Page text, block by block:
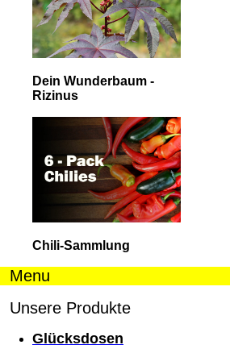
Dein Wunderbaum -
Rizinus
Chili-Sammlung
Menu
Unsere Produkte
Glücksdosen